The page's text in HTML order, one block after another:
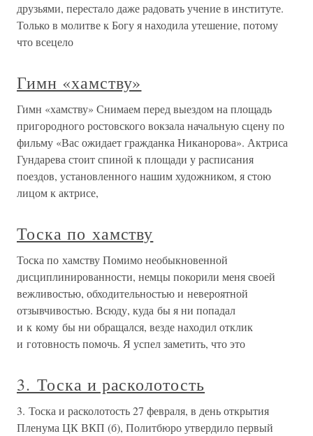
друзьями, перестало даже радовать учение в институте.
Только в молитве к Богу я находила утешение, потому
что всецело
Гимн «хамству»
Гимн «хамству» Снимаем перед выездом на площадь
пригородного ростовского вокзала начальную сцену по
фильму «Вас ожидает гражданка Никанорова». Актриса
Гундарева стоит спиной к площади у расписания
поездов, установленного нашим художником, я стою
лицом к актрисе,
Тоска по хамству
Тоска по хамству Помимо необыкновенной
дисциплинированности, немцы покорили меня своей
вежливостью, обходительностью и невероятной
отзывчивостью. Всюду, куда бы я ни попадал
и к кому бы ни обращался, везде находил отклик
и готовность помочь. Я успел заметить, что это
3. Тоска и расколотость
3. Тоска и расколотость 27 февраля, в день открытия
Пленума ЦК ВКП (б), Политбюро утвердило первый